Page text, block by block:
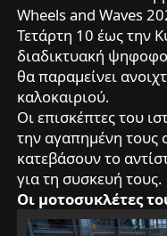
Wheels and Waves
Τετάρτη 10 έως την
διαδικτυακή
θα παραμείνει
καλοκαιριού.
Οι επισκέπτες του
την αγαπημένη τους
κατεβάσουν το
για τη συσκευή τους.
Οι μοτοσυκλέτες